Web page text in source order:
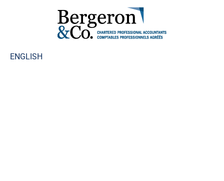
ENGLISH